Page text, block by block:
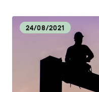
24/08/2021